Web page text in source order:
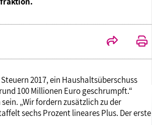
Budgeting
2017, ein Haushaltsüberschuss
100 Millionen Euro geschrumpft.“
„Wir fordern zusätzlich zu der
sechs Prozent lineares Plus. Der erste